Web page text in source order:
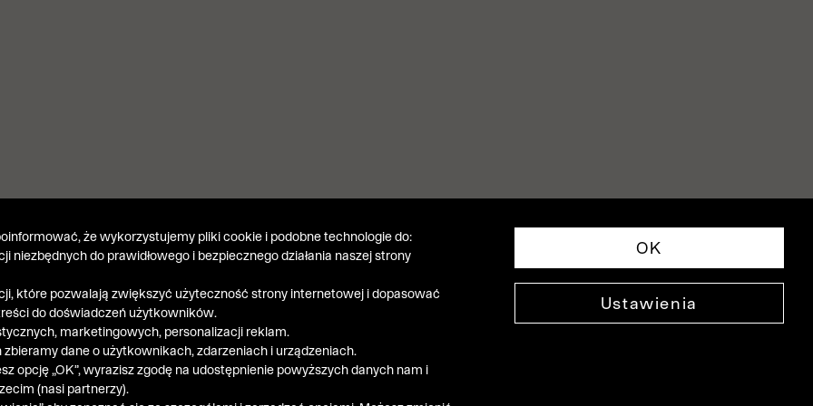
że wykorzystujemy pliki cookie i podobne technologie do:
niezbędnych do prawidłowego i bezpiecznego działania naszej strony
które pozwalają zwiększyć użyteczność strony internetowej i dopasować
do doświadczeń użytkowników.
marketingowych, personalizacji reklam.
zbieramy dane o użytkownikach, zdarzeniach i urządzeniach.
opcję „OK”, wyrazisz zgodę na udostępnienie powyższych danych nam i
(nasi partnerzy).
OK
Ustawienia